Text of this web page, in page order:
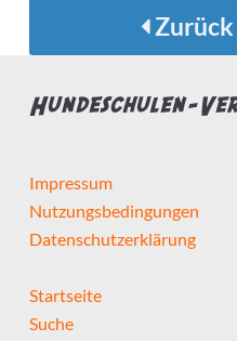
Zurück
Hundeschulen-
Impressum
Nutzungsbedingungen
Datenschutzerklärung
Startseite
Suche